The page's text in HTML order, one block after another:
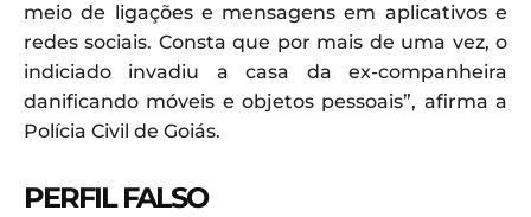
meio de ligações e mensagens em aplicativos e
redes sociais. Consta que por mais de uma vez, o
indiciado invadiu a casa da ex-companheira
danificando móveis e objetos pessoais”, afirma a
Polícia Civil de Goiás.
PERFIL FALSO